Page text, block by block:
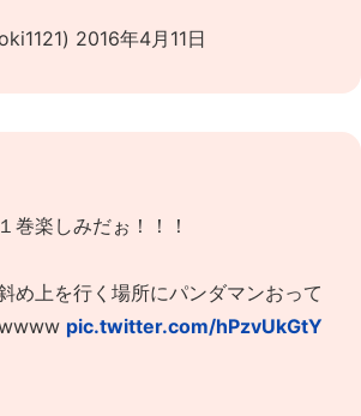
2016年4月11日
巻楽しみだぉ！！！
め上を行く場所にパンダマンおって
pic.twitter.com/hPzvUkGtY